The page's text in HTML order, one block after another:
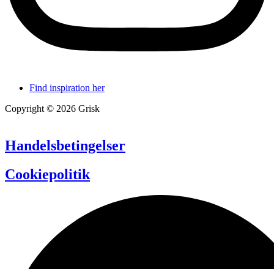
Find inspiration her
Copyright © 2026 Grisk
Handelsbetingelser
Cookiepolitik